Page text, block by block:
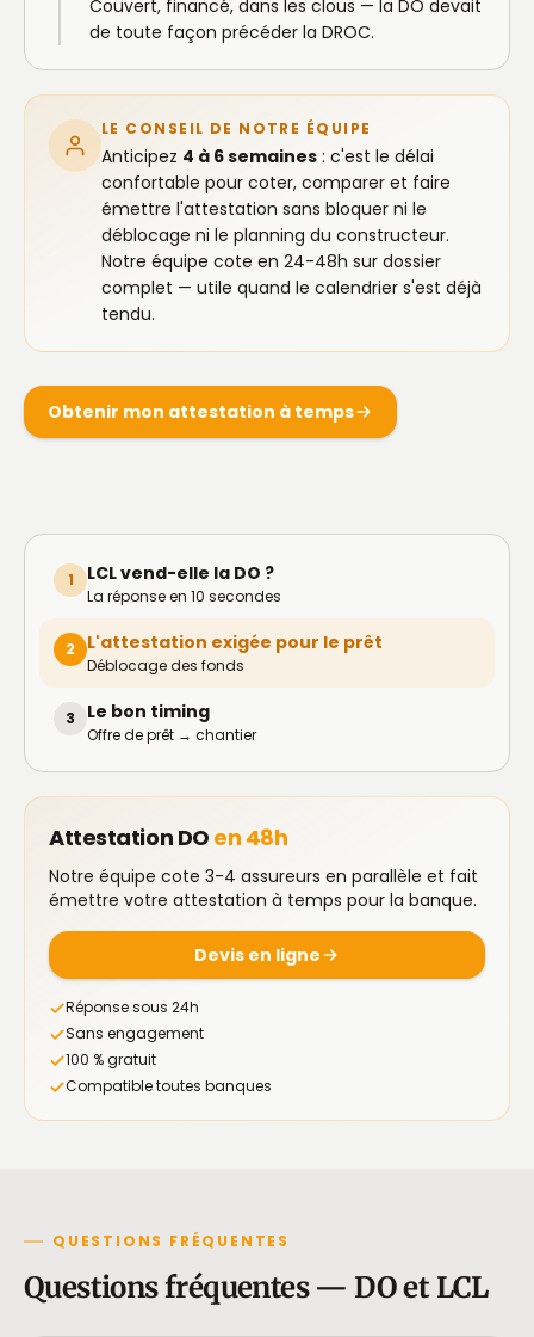
Couvert, financé, dans les clous — la DO devait
de toute façon précéder la DROC.
LE CONSEIL DE NOTRE ÉQUIPE
Anticipez 4 à 6 semaines : c'est le délai
confortable pour coter, comparer et faire
émettre l'attestation sans bloquer ni le
déblocage ni le planning du constructeur.
Notre équipe cote en 24-48h sur dossier
complet — utile quand le calendrier s'est déjà
tendu.
Obtenir mon attestation à temps
1 LCL vend-elle la DO ?
La réponse en 10 secondes
2 L'attestation exigée pour le prêt
Déblocage des fonds
3 Le bon timing
Offre de prêt → chantier
Attestation DO en 48h
Notre équipe cote 3-4 assureurs en parallèle et fait
émettre votre attestation à temps pour la banque.
Devis en ligne
Réponse sous 24h
Sans engagement
100 % gratuit
Compatible toutes banques
QUESTIONS FRÉQUENTES
Questions fréquentes — DO et LCL